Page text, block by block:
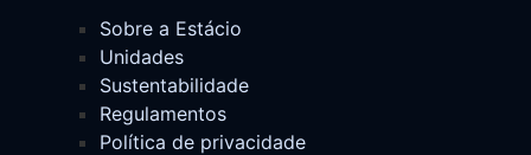
Sobre a Estácio
Unidades
Sustentabilidade
Regulamentos
Política de privacidade